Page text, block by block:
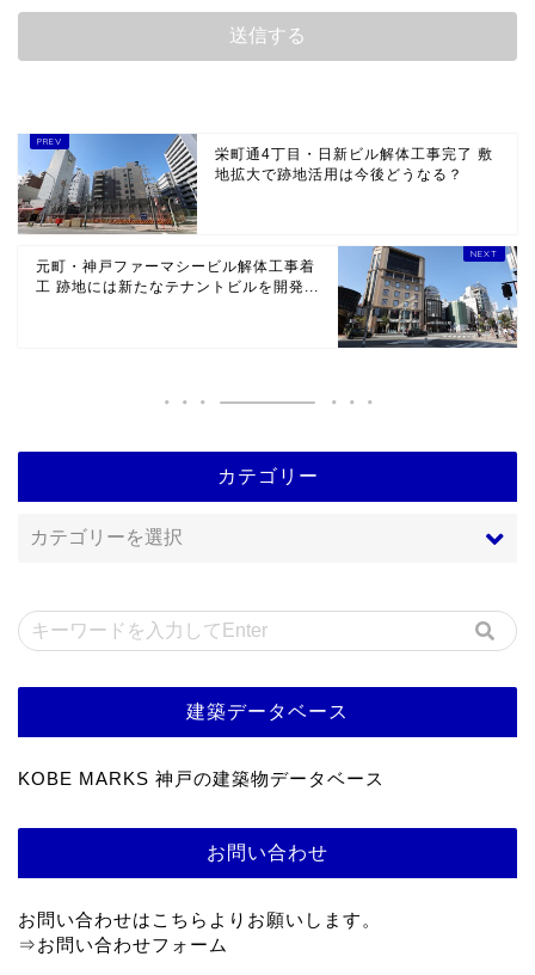
栄町通4丁目・日新ビル解体工事完了 敷
地拡大で跡地活用は今後どうなる？
元町・神戸ファーマシービル解体工事着
工 跡地には新たなテナントビルを開発...
カテゴリー
建築データベース
KOBE MARKS 神戸の建築物データベース
お問い合わせ
お問い合わせはこちらよりお願いします。
⇒お問い合わせフォーム